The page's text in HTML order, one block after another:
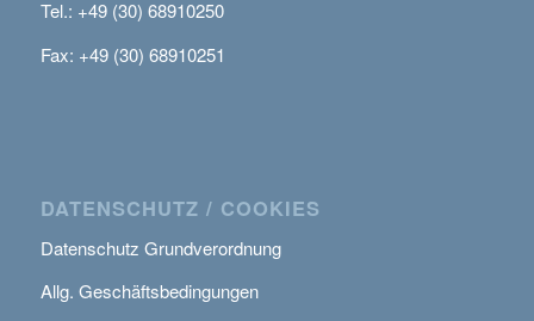
Tel.: +49 (30) 68910250
Fax: +49 (30) 68910251
DATENSCHUTZ / COOKIES
Datenschutz Grundverordnung
Allg. Geschäftsbedingungen